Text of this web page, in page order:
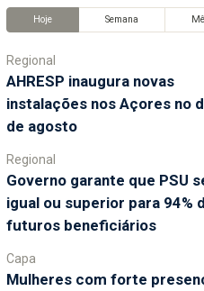
Hoje Semana
Regional
AHRESP inaugura novas
instalações nos Açores no
de agosto
Regional
Governo garante que PSU
igual ou superior para 94%
futuros beneficiários
Capa
Mulheres com forte